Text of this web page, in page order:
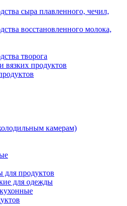
сыра плавленного, чечил,
восстановленного молока,
творога
вязких продуктов
камерам)
продуктов
для одежды